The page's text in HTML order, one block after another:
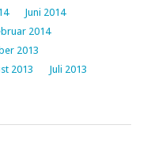
Juni 2014
2014
2013
2013
Juli 2013